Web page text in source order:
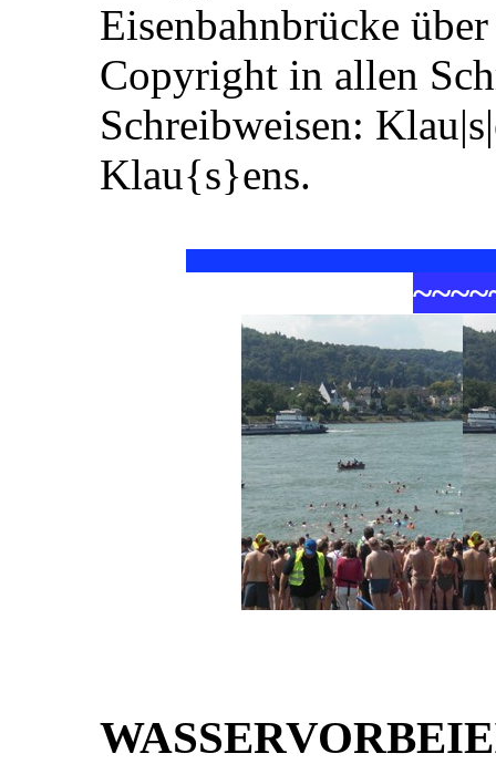
Eisenbahnbrücke
Copyright in allen
Schreibweisen:
Klau{s}ens.
~~~~